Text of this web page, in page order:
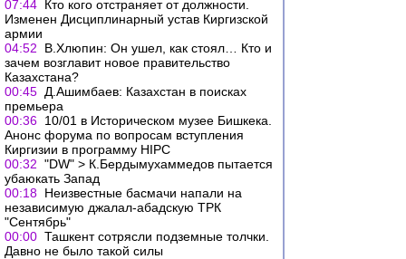
07:44 Кто кого отстраняет от должности.
Изменен Дисциплинарный устав Киргизской
армии
04:52
В.Хлюпин: Он ушел, как стоял… Кто и
зачем возглавит новое правительство
Казахстана?
00:45 Д.Ашимбаев: Казахстан в поисках
премьера
00:36 10/01 в Историческом музее Бишкека.
Анонс форума по вопросам вступления
Киргизии в программу HIPC
00:32 "DW" > К.Бердымухаммедов пытается
убаюкать Запад
00:18 Неизвестные басмачи напали на
независимую джалал-абадскую ТРК
"Сентябрь"
00:00 Ташкент сотрясли подземные толчки.
Давно не было такой силы